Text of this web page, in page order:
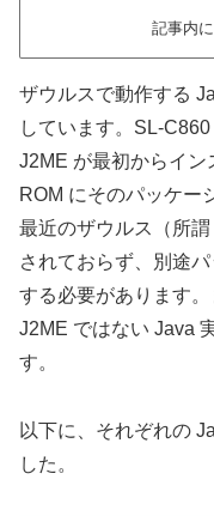
記事内
ザウルスで動作する
しています。SL-
J2ME が最初からイ
ROM にそのパッケー
最近のザウルス（所
されておらず、別途
する必要があります。
J2ME ではない Java
す。
以下に、それぞれの
した。